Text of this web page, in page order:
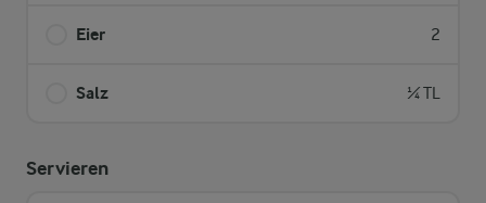
Eier 2
Salz ¼ TL
Servieren